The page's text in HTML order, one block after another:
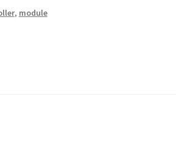
, module